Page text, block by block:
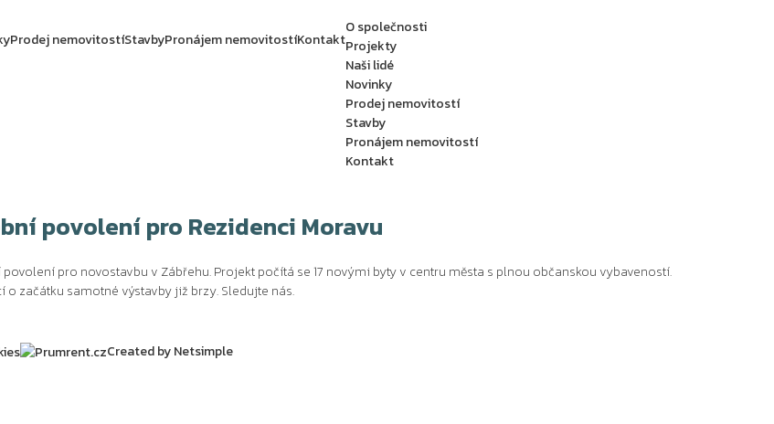
Prodej nemovitostíStavbyPronájem nemovitostíKontakt
O společnosti
Projekty
Naši lidé
Novinky
Prodej nemovitostí
Stavby
Pronájem nemovitostí
Kontakt
povolení pro Rezidenci Moravu
pro novostavbu v Zábřehu. Projekt počítá se 17 novými byty v centru města s plnou občanskou vybaveností.
začátku samotné výstavby již brzy. Sledujte nás.
Created by Netsimple